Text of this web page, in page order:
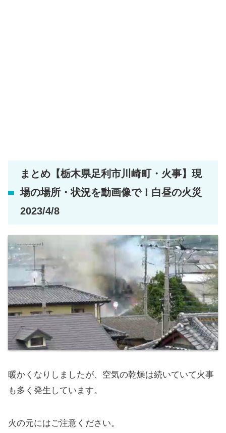
まとめ【栃木県足利市川崎町・火事】現
場の場所・状況を動画像で！白昼の火災
2023/4/8
暖かくなりしましたが、空気の乾燥は続いていて火事
も多く発生しています。
火の元にはご注意ください。